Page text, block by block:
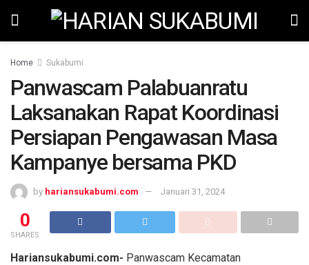
Home Sukabumi
Panwascam Palabuanratu
Laksanakan Rapat Koordinasi
Persiapan Pengawasan Masa
Kampanye bersama PKD
by hariansukabumi.com Januari 31, 2024
0
SHARES
Hariansukabumi.com- Panwascam Kecamatan